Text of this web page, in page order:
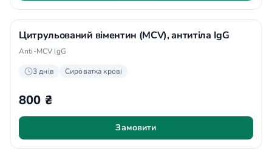
Цитрульований віментин (MCV), антитіла IgG
Anti-MCV IgG
3 днів Сироватка крові
800 ₴
Замовити